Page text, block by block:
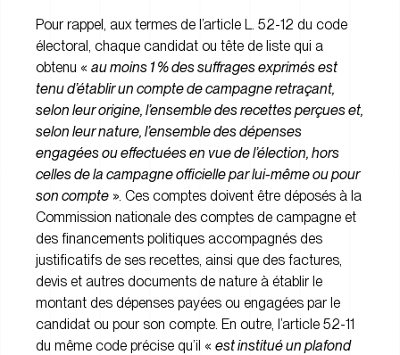
Pour rappel, aux termes de l’article L. 52-12 du code
électoral, chaque candidat ou tête de liste qui a
obtenu « au moins 1 % des suffrages exprimés est
tenu d’établir un compte de campagne retraçant,
selon leur origine, l’ensemble des recettes perçues et,
selon leur nature, l’ensemble des dépenses
engagées ou effectuées en vue de l’élection, hors
celles de la campagne officielle par lui-même ou pour
son compte ». Ces comptes doivent être déposés à la
Commission nationale des comptes de campagne et
des financements politiques accompagnés des
justificatifs de ses recettes, ainsi que des factures,
devis et autres documents de nature à établir le
montant des dépenses payées ou engagées par le
candidat ou pour son compte. En outre, l’article 52-11
du même code précise qu’il « est institué un plafond